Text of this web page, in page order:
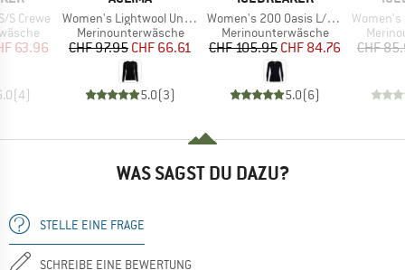
S Crewe
Preis
63.96
(4)
Artikel
Women's Lightwool Undershirt Long
Produktgruppe
Merinounterwäsche
Preis
CHF 97.95 reduzierter Preis
CHF 66.61
5.0(3)
Artikel
Women's 200 Oasis L/S Scoop
Produktgruppe
Merinounterwäsche
Preis
CHF 105.95reduzierter Preis
CHF 84.76
5.0(6)
Artikel
Women's 175
CHF
WAS SAGST DU DAZU?
STELLE EINE FRAGE
SCHREIBE EINE BEWERTUNG